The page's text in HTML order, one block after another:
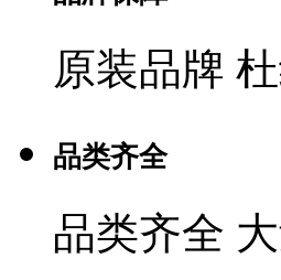
原装品牌
品类齐全
品类齐全